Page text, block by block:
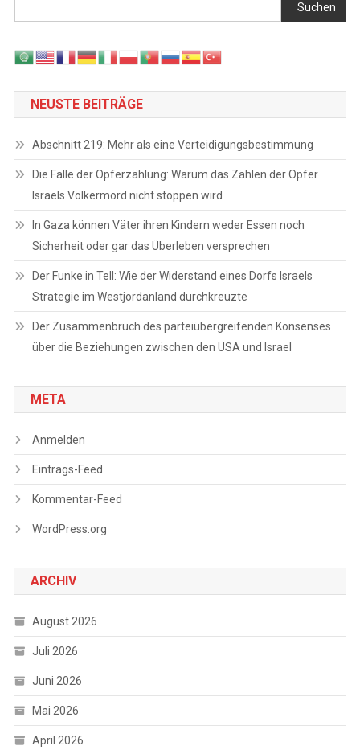
Suchen
NEUSTE BEITRÄGE
Abschnitt 219: Mehr als eine Verteidigungsbestimmung
Die Falle der Opferzählung: Warum das Zählen der Opfer
Israels Völkermord nicht stoppen wird
In Gaza können Väter ihren Kindern weder Essen noch
Sicherheit oder gar das Überleben versprechen
Der Funke in Tell: Wie der Widerstand eines Dorfs Israels
Strategie im Westjordanland durchkreuzte
Der Zusammenbruch des parteiübergreifenden Konsenses
über die Beziehungen zwischen den USA und Israel
META
Anmelden
Eintrags-Feed
Kommentar-Feed
WordPress.org
ARCHIV
August 2026
Juli 2026
Juni 2026
Mai 2026
April 2026